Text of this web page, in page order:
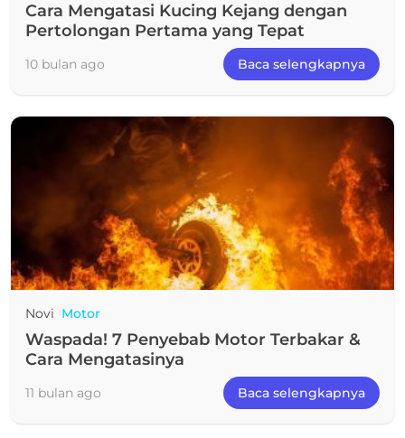
Cara Mengatasi Kucing Kejang dengan
Pertolongan Pertama yang Tepat
10 bulan ago Baca selengkapnya
Novi Motor
Waspada! 7 Penyebab Motor Terbakar &
Cara Mengatasinya
11 bulan ago Baca selengkapnya